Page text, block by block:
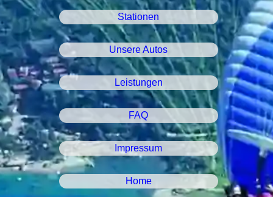
Stationen
Unsere Autos
Leistungen
FAQ
Impressum
Home